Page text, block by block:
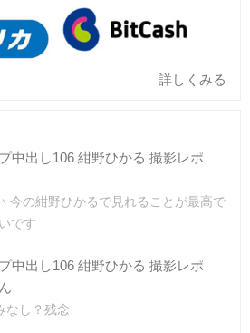
詳しくみる
中出し106 紺野ひかる 撮影レポ
今の紺野ひかるで見れることが最高で
です
中出し106 紺野ひかる 撮影レポ
なし？残念